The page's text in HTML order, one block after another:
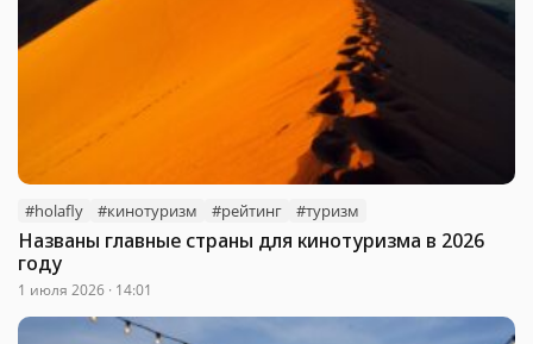
#holafly #кинотуризм #рейтинг #туризм
Названы главные страны для кинотуризма в 2026
году
1 июля 2026 · 14:01